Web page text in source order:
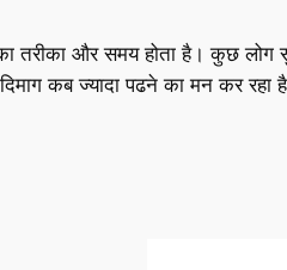
और समय होता है। कुछ लोग
कब ज्यादा पढने का मन कर